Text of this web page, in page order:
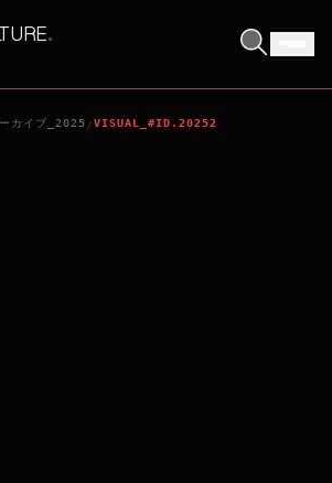
.
カイブ_2025 /VISUAL_#ID.20252